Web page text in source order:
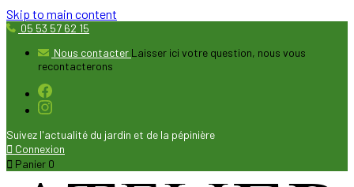
Skip to main content
05 53 57 62 15
Nous contacter Laisser ici votre question, nous vous
recontacterons
Suivez l'actualité du jardin et de la pépinière
 Connexion
 Panier 0